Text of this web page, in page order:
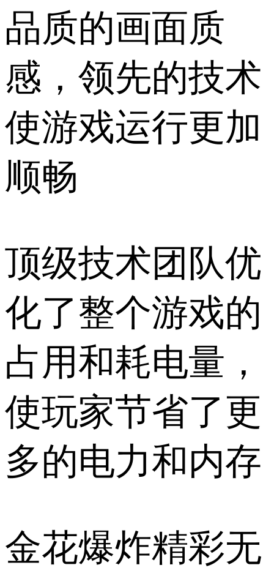
品质的画面质
感，领先的技术
使游戏运行更加
顺畅
顶级技术团队优
化了整个游戏的
占用和耗电量，
使玩家节省了更
多的电力和内存
金花爆炸精彩无